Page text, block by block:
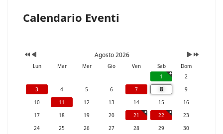
Calendario Eventi
Agosto 2026
Lun Mar Mer Gio Ven Sab
Dom
1
2
3
4 5 6 7 8
9
10
11 12 13 14 15
16
17
18 19 20 21 22
23
24
25 26 27 28 29
30